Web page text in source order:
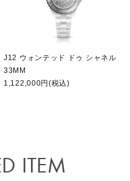
J12 ウォンテッド ドゥ シャネル
33MM
1,122,000円(税込)
ITEM